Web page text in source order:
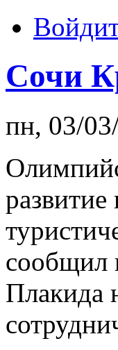
Сочи
пн, 03/
сообщил
Плакида